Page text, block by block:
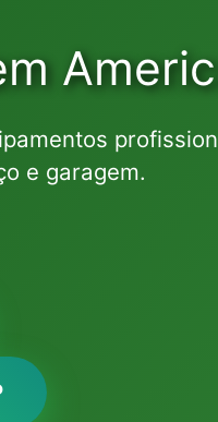
e garagem.